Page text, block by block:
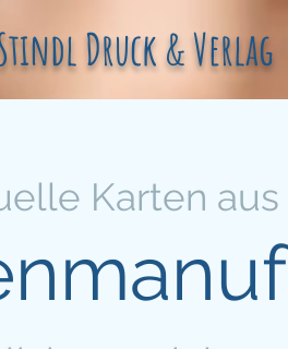
Druck & Verlag
Karten